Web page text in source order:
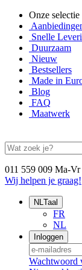
Onze selectie
Snelle
Duurzaam
Nieuw
Bestsellers
Made in
Blog
FAQ
Maatwerk
011 559 009 Ma-Vr
Wij helpen je graag!
NLTaal
FR
NL
Inloggen
Wachtwoord